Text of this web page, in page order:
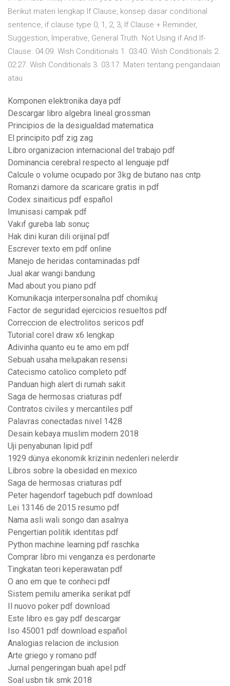
Berikut materi lengkap If Clause, konsep dasar conditional
sentence, if clause type 0, 1, 2, 3, If Clause + Reminder,
Suggestion, Imperative, General Truth. Not Using if And If-
Clause. 04:09. Wish Conditionals 1. 03:40. Wish Conditionals 2.
02:27. Wish Conditionals 3. 03:17. Materi tentang pengandaian
atau
Komponen elektronika daya pdf
Descargar libro algebra lineal grossman
Principios de la desigualdad matematica
El principito pdf zig zag
Libro organizacion internacional del trabajo pdf
Dominancia cerebral respecto al lenguaje pdf
Calcule o volume ocupado por 3kg de butano nas cntp
Romanzi damore da scaricare gratis in pdf
Codex sinaiticus pdf español
Imunisasi campak pdf
Vakıf gureba lab sonuç
Hak dini kuran dili orijinal pdf
Escrever texto em pdf online
Manejo de heridas contaminadas pdf
Jual akar wangi bandung
Mad about you piano pdf
Komunikacja interpersonalna pdf chomikuj
Factor de seguridad ejercicios resueltos pdf
Correccion de electrolitos sericos pdf
Tutorial corel draw x6 lengkap
Adivinha quanto eu te amo em pdf
Sebuah usaha melupakan resensi
Catecismo catolico completo pdf
Panduan high alert di rumah sakit
Saga de hermosas criaturas pdf
Contratos civiles y mercantiles pdf
Palavras conectadas nivel 1428
Desain kebaya muslim modern 2018
Uji penyabunan lipid pdf
1929 dünya ekonomik krizinin nedenleri nelerdir
Libros sobre la obesidad en mexico
Saga de hermosas criaturas pdf
Peter hagendorf tagebuch pdf download
Lei 13146 de 2015 resumo pdf
Nama asli wali songo dan asalnya
Pengertian politik identitas pdf
Python machine learning pdf raschka
Comprar libro mi venganza es perdonarte
Tingkatan teori keperawatan pdf
O ano em que te conheci pdf
Sistem pemilu amerika serikat pdf
Il nuovo poker pdf download
Este libro es gay pdf descargar
Iso 45001 pdf download español
Analogias relacion de inclusion
Arte griego y romano pdf
Jurnal pengeringan buah apel pdf
Soal usbn tik smk 2018